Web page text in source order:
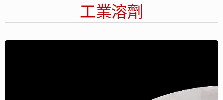
工業溶劑